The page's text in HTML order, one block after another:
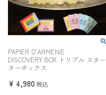
PAPIER D'ARMENIE
DISCOVERY BOX トリプル スター
ターボックス
¥ 4,980 税込